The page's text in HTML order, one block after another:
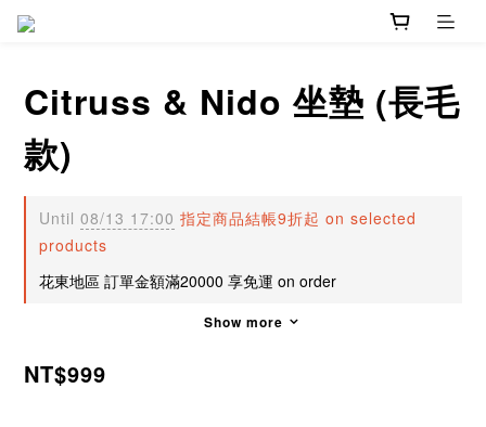
Citruss & Nido 坐墊 (長毛
款)
Until 08/13 17:00 指定商品結帳9折起 on selected
products
花東地區 訂單金額滿20000 享免運 on order
Show more
NT$999